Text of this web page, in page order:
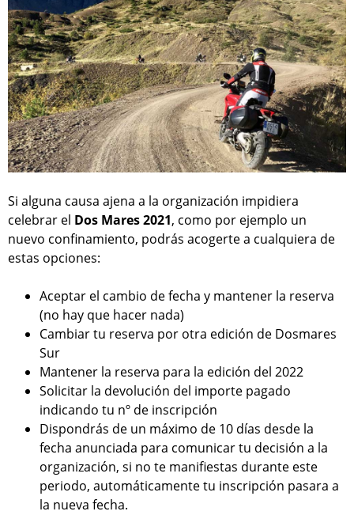
Si alguna causa ajena a la organización impidiera
celebrar el Dos Mares 2021, como por ejemplo un
nuevo confinamiento, podrás acogerte a cualquiera de
estas opciones:
Aceptar el cambio de fecha y mantener la reserva
(no hay que hacer nada)
Cambiar tu reserva por otra edición de Dosmares
Sur
Mantener la reserva para la edición del 2022
Solicitar la devolución del importe pagado
indicando tu nº de inscripción
Dispondrás de un máximo de 10 días desde la
fecha anunciada para comunicar tu decisión a la
organización, si no te manifiestas durante este
periodo, automáticamente tu inscripción pasara a
la nueva fecha.